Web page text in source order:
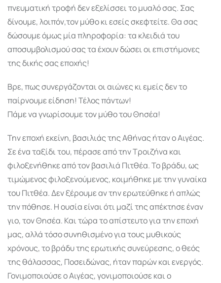
πνευματική τροφή δεν εξελίσσει το μυαλό σας. Σας
δίνουμε, λοιπόν,τον μύθο κι εσείς σκεφτείτε. Θα σας
δώσουμε όμως μία πληροφορία: τα κλειδιά του
αποσυμβολισμού σας τα έχουν δώσει οι επιστήμονες
της δικής σας εποχής!
Βρε, πως συνεργάζονται οι αιώνες κι εμείς δεν το
παίρνουμε είδηση! Τέλος πάντων!
Πάμε να γνωρίσουμε τον μύθο του Θησέα!
Την εποχή εκείνη, βασιλιάς της Αθήνας ήταν ο Αιγέας.
Σε ένα ταξίδι του, πέρασε από την Τροιζήνα και
φιλοξενήθηκε από τον βασιλιά Πιτθέα. Το βράδυ, ως
τιμώμενος φιλοξενούμενος, κοιμήθηκε με την γυναίκα
του Πιτθέα. Δεν ξέρουμε αν την ερωτεύθηκε ή απλώς
την πόθησε. Η ουσία είναι ότι μαζί της απέκτησε έναν
γιο, τον Θησέα. Και τώρα το απίστευτο για την εποχή
μας, αλλά τόσο συνηθισμένο για τους μυθικούς
χρόνους, το βράδυ της ερωτικής συνεύρεσης, ο θεός
της θάλασσας, Ποσειδώνας, ήταν παρών και ενεργός.
Γονιμοποιούσε ο Αιγέας, γονιμοποιούσε και ο